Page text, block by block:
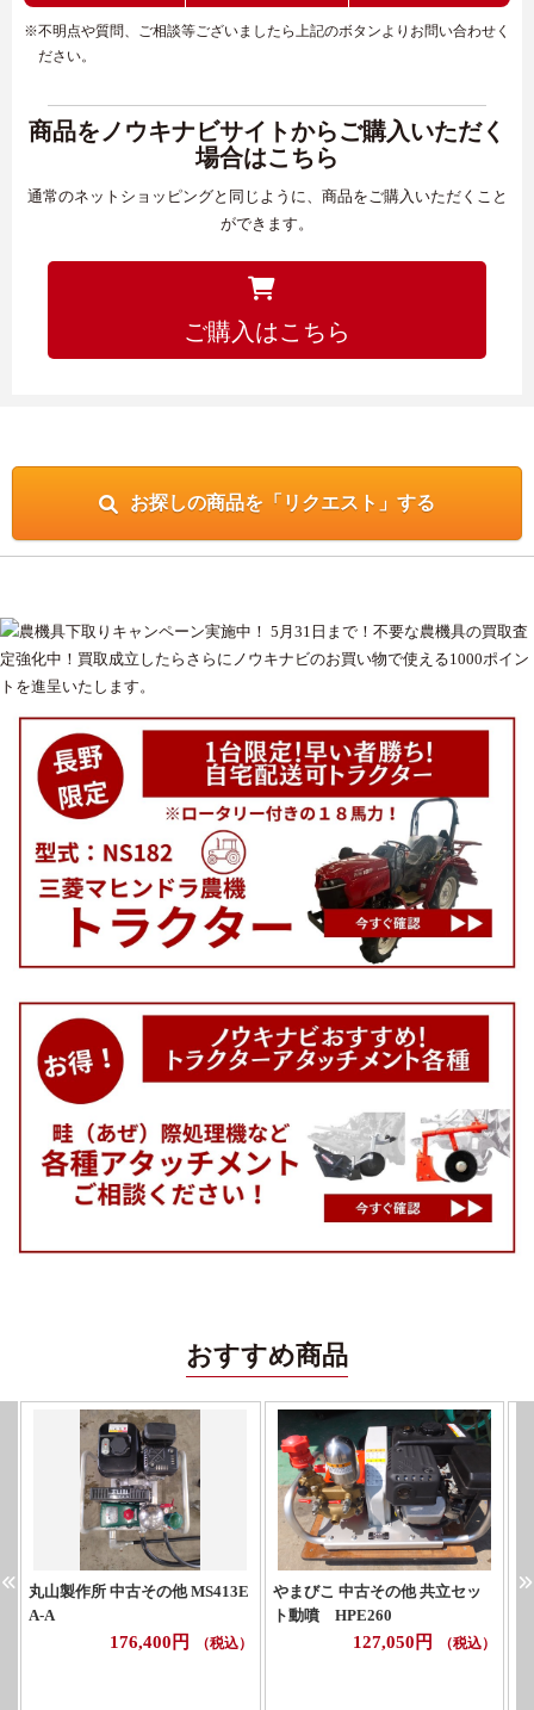
※不明点や質問、ご相談等ございましたら上記のボタンよりお問い合わせく
ださい。
商品をノウキナビサイトからご購入いただく
場合はこちら
通常のネットショッピングと同じように、商品をご購入いただくこと
ができます。
ご購入はこちら
お探しの商品を「リクエスト」する
おすすめ商品
丸山製作所 中古その他 MS413E
A-A
176,400円 （税込）
やまびこ 中古その他 共立セッ
ト動噴 HPE260
127,050円 （税込）